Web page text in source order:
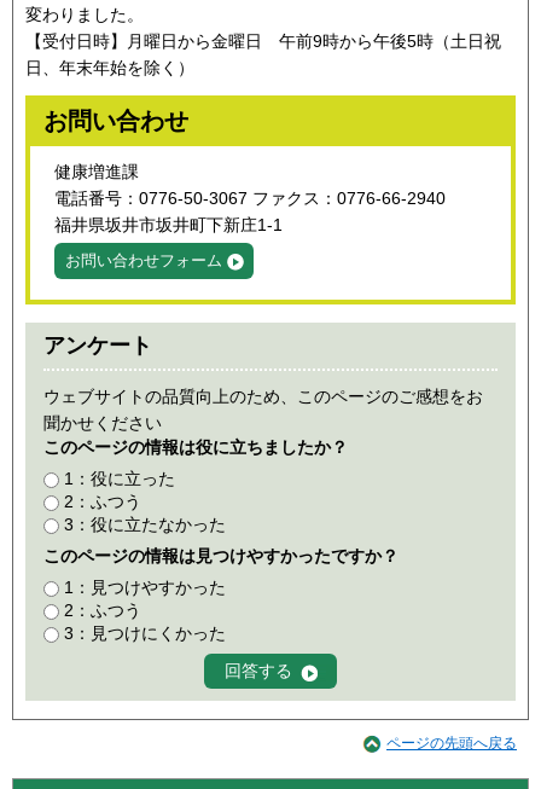
変わりました。
【受付日時】月曜日から金曜日 午前9時から午後5時（土日祝
日、年末年始を除く）
お問い合わせ
健康増進課
電話番号：0776-50-3067 ファクス：0776-66-2940
福井県坂井市坂井町下新庄1-1
お問い合わせフォーム
アンケート
ウェブサイトの品質向上のため、このページのご感想をお
聞かせください
このページの情報は役に立ちましたか？
1：役に立った
2：ふつう
3：役に立たなかった
このページの情報は見つけやすかったですか？
1：見つけやすかった
2：ふつう
3：見つけにくかった
ページの先頭へ戻る